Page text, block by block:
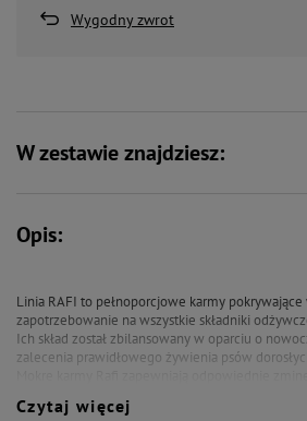
Wygodny zwrot
W zestawie znajdziesz:
Opis:
Linia RAFI to pełnoporcjowe karmy
zapotrzebowanie na wszystkie składniki
Ich skład został zbilansowany w oparciu o
zalecenia prawidłowego żywienia psów
substancji konserwujących, barwników oraz
Czytaj więcej